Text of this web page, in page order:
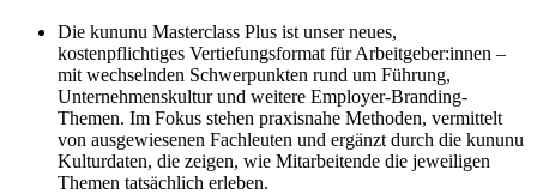
Die kununu Masterclass Plus ist unser neues,
kostenpflichtiges Vertiefungsformat für Arbeitgeber:innen –
mit wechselnden Schwerpunkten rund um Führung,
Unternehmenskultur und weitere Employer-Branding-
Themen. Im Fokus stehen praxisnahe Methoden, vermittelt
von ausgewiesenen Fachleuten und ergänzt durch die kununu
Kulturdaten, die zeigen, wie Mitarbeitende die jeweiligen
Themen tatsächlich erleben.